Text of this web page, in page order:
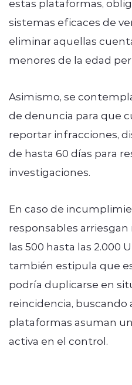
estas plataformas,
sistemas eficaces de
eliminar aquellas
menores de la edad
Asimismo, se
de denuncia para que
reportar infracciones,
de hasta 60 días para
investigaciones.
En caso de
responsables
las 500 hasta las 2.000
también estipula que
podría duplicarse en
reincidencia, buscando
plataformas asuman
activa en el control.